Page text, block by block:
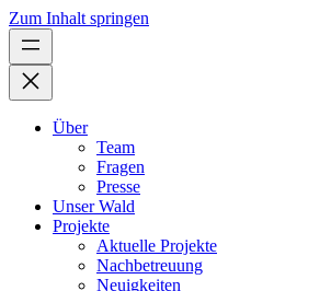
Zum Inhalt springen
Über
Team
Fragen
Presse
Unser Wald
Projekte
Aktuelle Projekte
Nachbetreuung
Neuigkeiten